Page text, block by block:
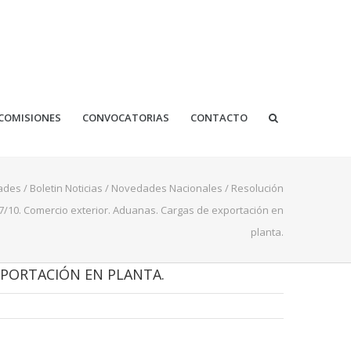
CONVOCATORIAS CONTACTO
/ Boletin Noticias / Novedades Nacionales / Resolución
10. Comercio exterior. Aduanas. Cargas de exportación en
planta.
EN PLANTA.